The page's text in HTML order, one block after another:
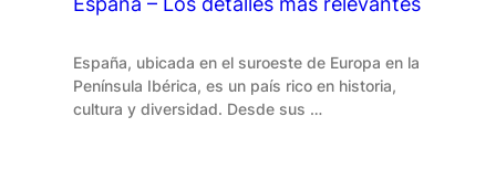
España, ubicada en el suroeste de Europa en la
Península Ibérica, es un país rico en historia,
cultura y diversidad. Desde sus …